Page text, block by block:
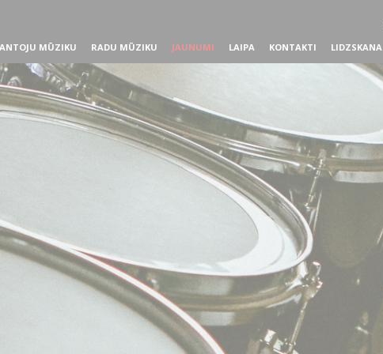
MŪZIKU RADU MŪZIKU JAUNUMI LAIPA KONTAKTI LIDZSKANA